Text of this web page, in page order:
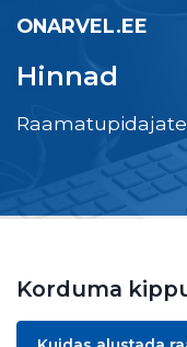
ONARVEL.EE
Hinnad
Korduma